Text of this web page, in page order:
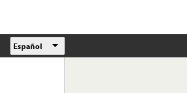
Español